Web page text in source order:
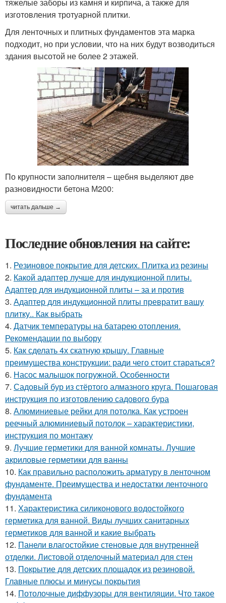
изготовления тротуарной плитки.
Для ленточных и плитных фундаментов эта марка
подходит, но при условии, что на них будут возводиться
здания высотой не более 2 этажей.
По крупности заполнителя – щебня выделяют две
разновидности бетона М200:
читать дальше →
Последние обновления на сайте:
1. Резиновое покрытие для детских. Плитка из резины
2. Какой адаптер лучше для индукционной плиты.
Адаптер для индукционной плиты – за и против
3. Адаптер для индукционной плиты превратит вашу
плитку.. Как выбрать
4. Датчик температуры на батарею отопления.
Рекомендации по выбору
5. Как сделать 4х скатную крышу. Главные
преимущества конструкции: ради чего стоит стараться?
6. Насос малышок погружной. Особенности
7. Садовый бур из стёртого алмазного круга. Пошаговая
инструкция по изготовлению садового бура
8. Алюминиевые рейки для потолка. Как устроен
реечный алюминиевый потолок – характеристики,
инструкция по монтажу
9. Лучшие герметики для ванной комнаты. Лучшие
акриловые герметики для ванны
10. Как правильно расположить арматуру в ленточном
фундаменте. Преимущества и недостатки ленточного
фундамента
11. Характеристика силиконового водостойкого
герметика для ванной. Виды лучших санитарных
герметиков для ванной и какие выбрать
12. Панели влагостойкие стеновые для внутренней
отделки. Листовой отделочный материал для стен
13. Покрытие для детских площадок из резиновой.
Главные плюсы и минусы покрытия
14. Потолочные диффузоры для вентиляции. Что такое